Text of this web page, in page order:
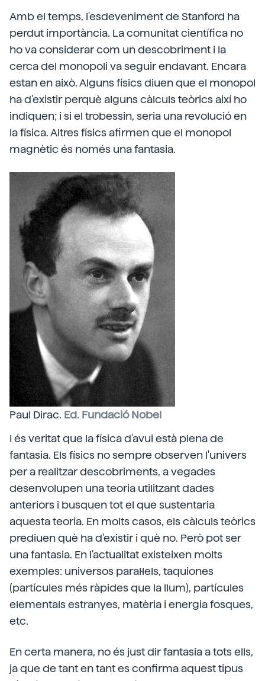
Amb el temps, l'esdeveniment de Stanford ha
perdut importància. La comunitat científica no
ho va considerar com un descobriment i la
cerca del monopoli va seguir endavant. Encara
estan en això. Alguns físics diuen que el monopol
ha d'existir perquè alguns càlculs teòrics així ho
indiquen; i si el trobessin, seria una revolució en
la física. Altres físics afirmen que el monopol
magnètic és només una fantasia.
Paul Dirac. Ed. Fundació Nobel
I és veritat que la física d'avui està plena de
fantasia. Els físics no sempre observen l'univers
per a realitzar descobriments, a vegades
desenvolupen una teoria utilitzant dades
anteriors i busquen tot el que sustentaria
aquesta teoria. En molts casos, els càlculs teòrics
prediuen què ha d'existir i què no. Però pot ser
una fantasia. En l'actualitat existeixen molts
exemples: universos paral·lels, taquiones
(partícules més ràpides que la llum), partícules
elementals estranyes, matèria i energia fosques,
etc.
En certa manera, no és just dir fantasia a tots ells,
ja que de tant en tant es confirma aquest tipus